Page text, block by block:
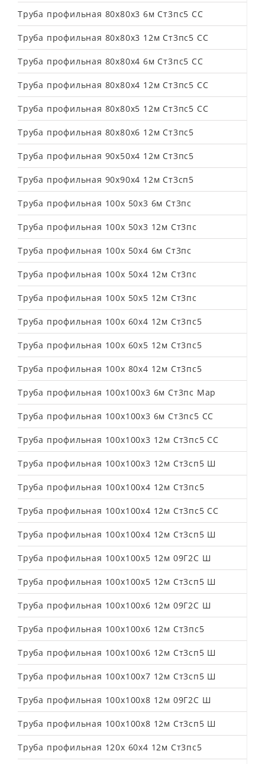
Труба профильная 80х80х3 6м Ст3пс5 СС
Труба профильная 80х80х3 12м Ст3пс5 СС
Труба профильная 80х80х4 6м Ст3пс5 СС
Труба профильная 80х80х4 12м Ст3пс5 СС
Труба профильная 80х80х5 12м Ст3пс5 СС
Труба профильная 80х80х6 12м Ст3пс5
Труба профильная 90х50х4 12м Ст3пс5
Труба профильная 90х90х4 12м Ст3сп5
Труба профильная 100х 50х3 6м Ст3пс
Труба профильная 100х 50х3 12м Ст3пс
Труба профильная 100х 50х4 6м Ст3пс
Труба профильная 100х 50х4 12м Ст3пс
Труба профильная 100х 50х5 12м Ст3пс
Труба профильная 100х 60х4 12м Ст3пс5
Труба профильная 100х 60х5 12м Ст3пс5
Труба профильная 100х 80х4 12м Ст3пс5
Труба профильная 100х100х3 6м Ст3пс Мар
Труба профильная 100х100х3 6м Ст3пс5 СС
Труба профильная 100х100х3 12м Ст3пс5 СС
Труба профильная 100х100х3 12м Ст3сп5 Ш
Труба профильная 100х100х4 12м Ст3пс5
Труба профильная 100х100х4 12м Ст3пс5 СС
Труба профильная 100х100х4 12м Ст3сп5 Ш
Труба профильная 100х100х5 12м 09Г2С Ш
Труба профильная 100х100х5 12м Ст3сп5 Ш
Труба профильная 100х100х6 12м 09Г2С Ш
Труба профильная 100х100х6 12м Ст3пс5
Труба профильная 100х100х6 12м Ст3сп5 Ш
Труба профильная 100х100х7 12м Ст3сп5 Ш
Труба профильная 100х100х8 12м 09Г2С Ш
Труба профильная 100х100х8 12м Ст3сп5 Ш
Труба профильная 120х 60х4 12м Ст3пс5